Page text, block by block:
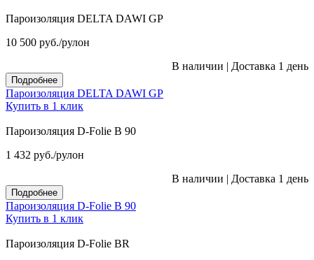
Пароизоляция DELTA DAWI GP
10 500 руб./рулон
В наличии | Доставка 1 день
Подробнее
Пароизоляция DELTA DAWI GP
Купить в 1 клик
Пароизоляция D-Folie B 90
1 432 руб./рулон
В наличии | Доставка 1 день
Подробнее
Пароизоляция D-Folie B 90
Купить в 1 клик
Пароизоляция D-Folie BR